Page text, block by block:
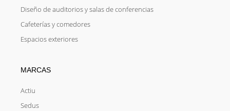
Diseño de auditorios y salas de conferencias
Cafeterías y comedores
Espacios exteriores
MARCAS
Actiu
Sedus